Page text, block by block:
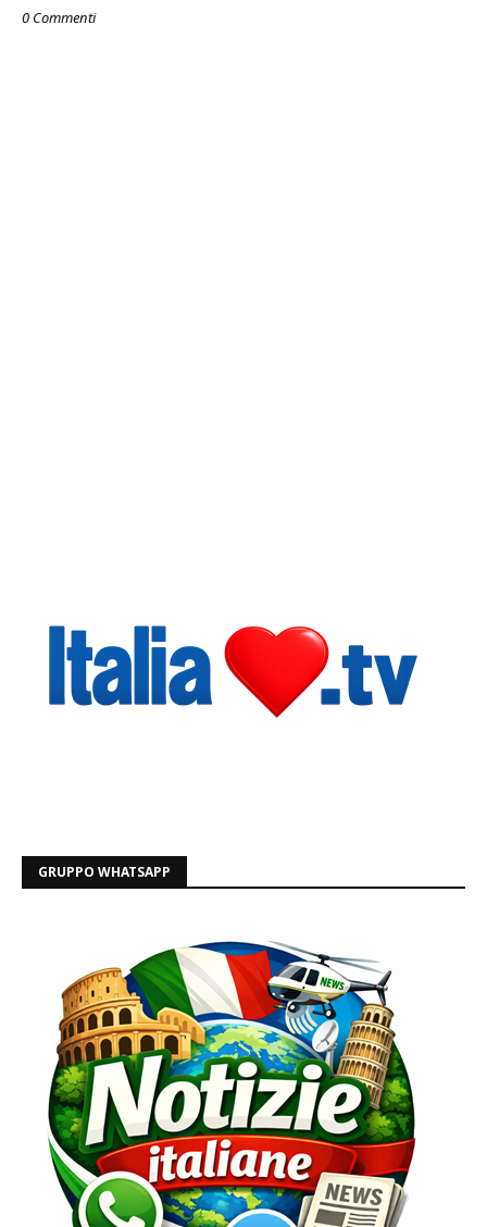
0 Commenti
GRUPPO WHATSAPP